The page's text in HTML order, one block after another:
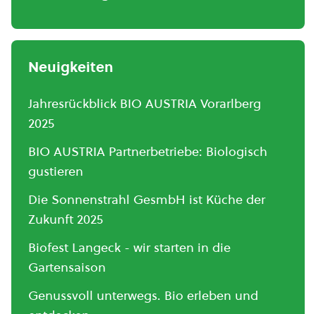
Neuigkeiten
Jahresrückblick BIO AUSTRIA Vorarlberg
2025
BIO AUSTRIA Partnerbetriebe: Biologisch
gustieren
Die Sonnenstrahl GesmbH ist Küche der
Zukunft 2025
Biofest Langeck - wir starten in die
Gartensaison
Genussvoll unterwegs. Bio erleben und